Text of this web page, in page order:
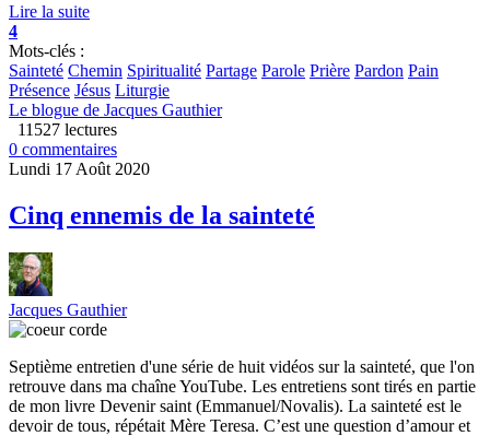
Lire la suite
4
Mots-clés :
Sainteté Chemin Spiritualité Partage Parole Prière Pardon Pain
Présence Jésus Liturgie
Le blogue de Jacques Gauthier
11527 lectures
0 commentaires
Lundi 17 Août 2020
Cinq ennemis de la sainteté
Jacques Gauthier
Septième entretien d'une série de huit vidéos sur la sainteté, que l'on
retrouve dans ma chaîne YouTube. Les entretiens sont tirés en partie
de mon livre Devenir saint (Emmanuel/Novalis). La sainteté est le
devoir de tous, répétait Mère Teresa. C’est une question d’amour et